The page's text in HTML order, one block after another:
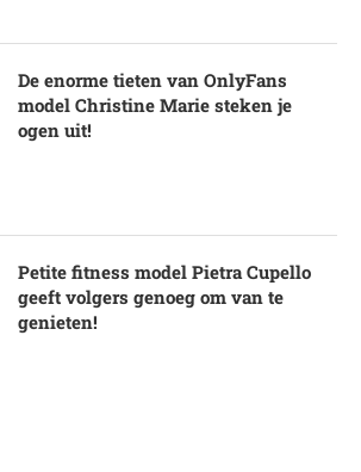
De enorme tieten van OnlyFans
model Christine Marie steken je
ogen uit!
Petite fitness model Pietra Cupello
geeft volgers genoeg om van te
genieten!